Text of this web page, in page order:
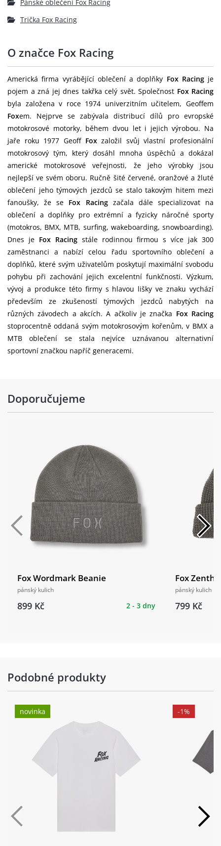
Pánské oblečení Fox Racing
Trička Fox Racing
O značce Fox Racing
Americká firma vyrábějící oblečení a doplňky Fox Racingje
pojem a zná jej dnes takřka celý svět. Společnost Fox Racing
byla založena v roce 1974 univerzitním učitelem, Geoffem
Foxem. Nejprve se zabývala distribucí dílů pro evropské
motokrosové motorky, během dvou let i jejich výrobou. Na
jaře roku 1977 Geoff Foxzaložil svůj vlastní profesionální
motokrosový tým, který dosáhl mnoha úspěchů a dokázal
americké motokrosové veřejnosti, že jeho výrobky jsou
nejlepší ve svém oboru. Ručně šité červené, oranžové a žluté
oblečení jeho týmových jezdců se stalo takovým hitem mezi
fanoušky, že se Fox Racingzačala dále specializovat na
oblečení a doplňky pro extrémní a fyzicky náročné sporty
(motokros, BMX, MTB, surfing, wakeboarding, snowboarding).
Dnes je Fox Racingstále rodinnou firmou s více jak 300
zaměstnanci a nabízí celou řadu sportovního oblečení a
doplňků, které svým uživatelům poskytují maximální svobodu
pohybu při zachování jejich excelentní funkčnosti. Výzkum,
vývoj a produkce této firmy s hlavou lišky ve znaku vychází
především ze zkušeností týmových jezdců nabytých na
různých závodech a akcích. A ačkoliv je značka Fox Racing
stoprocentně oddaná svým motokrosovým kořenům, v BMX a
MTB oblečení se stala nejvíce uznávanou alternativní
sportovní značkou napříč generacemi.
Doporučujeme
Fox Wordmark Beanie
pánský kulich
899 Kč 2 - 3 dny
Fox
pánský kulich
799 Kč
Podobné produkty
novinka -1%